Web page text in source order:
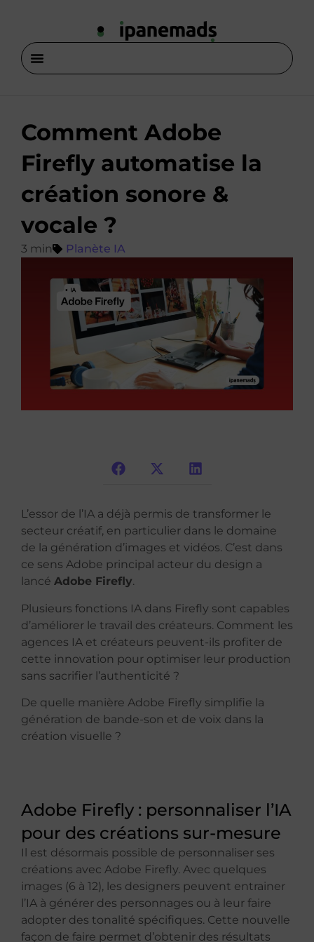
Comment Adobe
Firefly automatise la
création sonore &
vocale ?
Planète IA
L’essor de l’IA a déjà permis de transformer le
secteur créatif, en particulier dans le domaine
de la génération d’images et vidéos. C’est dans
ce sens Adobe principal acteur du design a
lancé Adobe Firefly.
Plusieurs fonctions IA dans Firefly sont capables
d’améliorer le travail des créateurs. Comment les
agences IA et créateurs peuvent-ils profiter de
cette innovation pour optimiser leur production
sans sacrifier l’authenticité ?
De quelle manière Adobe Firefly simplifie la
génération de bande-son et de voix dans la
création visuelle ?
Adobe Firefly : personnaliser l’IA
pour des créations sur-mesure
Il est désormais possible de personnaliser ses
créations avec Adobe Firefly. Avec quelques
images (6 à 12), les designers peuvent entrainer
l’IA à générer des personnages ou à leur faire
adopter des tonalité spécifiques. Cette nouvelle
façon de faire permet d’obtenir des résultats